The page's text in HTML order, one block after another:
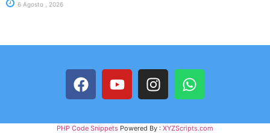
6 Agosto , 2026
PHP Code Snippets Powered By : XYZScripts.com